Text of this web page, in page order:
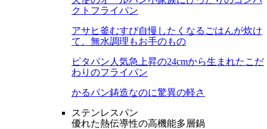
クトフライパン
アサヒ釜むすび自慢したくなるごはんが炊け
て、無水調理もお手のもの
ピタパン 人気急上昇の24cmから生まれたこだ
わりのフライパン
かるパン鋳造なのに驚異の軽さ
ステンレスパン
優れた熱伝導性の高機能多層鍋